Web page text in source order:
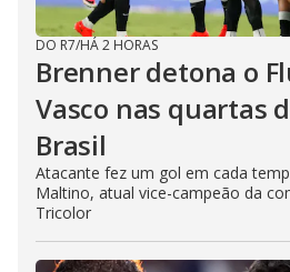
DO R7/HÁ 2 HORAS
Brenner detona o
Vasco nas quartas
Brasil
Atacante fez um gol em cada
Maltino, atual vice-campeão da
Tricolor